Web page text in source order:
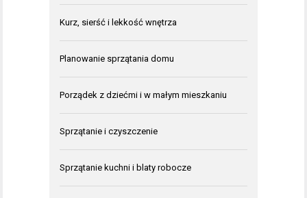
Kurz, sierść i lekkość wnętrza
Planowanie sprzątania domu
Porządek z dziećmi i w małym mieszkaniu
Sprzątanie i czyszczenie
Sprzątanie kuchni i blaty robocze